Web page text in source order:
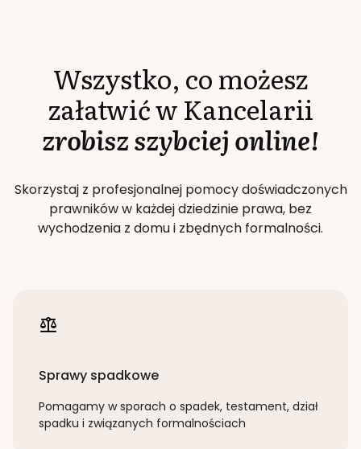
Wszystko, co możesz
załatwić w Kancelarii
zrobisz szybciej online!
Skorzystaj z profesjonalnej pomocy doświadczonych
prawników w każdej dziedzinie prawa, bez
wychodzenia z domu i zbędnych formalności.
Sprawy spadkowe
Pomagamy w sporach o spadek, testament, dział
spadku i związanych formalnościach